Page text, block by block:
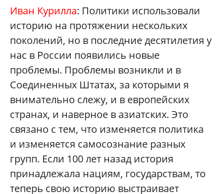
Иван Курилла: Политики использовали
историю на протяжении нескольких
поколений, но в последние десятилетия у
нас в России появились новые
проблемы. Проблемы возникли и в
Соединенных Штатах, за которыми я
внимательно слежу, и в европейских
странах, и наверное в азиатских. Это
связано с тем, что изменяется политика
и изменяется самосознание разных
групп. Если 100 лет назад история
принадлежала нациям, государствам, то
теперь свою историю выстраивает